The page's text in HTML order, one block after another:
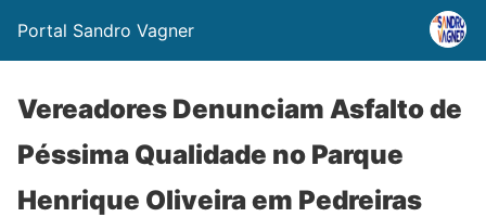
Portal Sandro Vagner
Vereadores Denunciam Asfalto de
Péssima Qualidade no Parque
Henrique Oliveira em Pedreiras